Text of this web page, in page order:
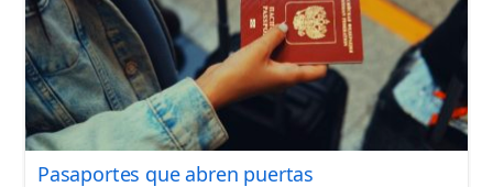
Pasaportes que abren puertas